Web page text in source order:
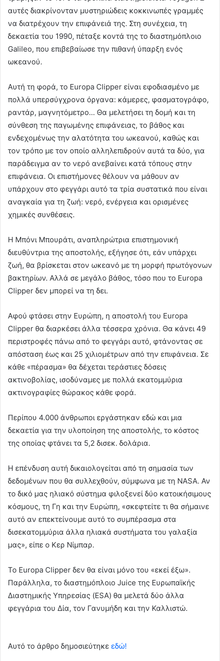
αυτές διακρίνονταν μυστηριώδεις κοκκινωπές γραμμές
να διατρέχουν την επιφάνειά της. Στη συνέχεια, τη
δεκαετία του 1990, πέταξε κοντά της το διαστημόπλοιο
Galileo, που επιβεβαίωσε την πιθανή ύπαρξη ενός
ωκεανού.
Αυτή τη φορά, το Europa Clipper είναι εφοδιασμένο με
πολλά υπερσύγχρονα όργανα: κάμερες, φασματογράφο,
ραντάρ, μαγνητόμετρο… Θα μελετήσει τη δομή και τη
σύνθεση της παγωμένης επιφάνειας, το βάθος και
ενδεχομένως την αλατότητα του ωκεανού, καθώς και
τον τρόπο με τον οποίο αλληλεπιδρούν αυτά τα δύο, για
παράδειγμα αν το νερό ανεβαίνει κατά τόπους στην
επιφάνεια. Οι επιστήμονες θέλουν να μάθουν αν
υπάρχουν στο φεγγάρι αυτό τα τρία συστατικά που είναι
αναγκαία για τη ζωή: νερό, ενέργεια και ορισμένες
χημικές συνθέσεις.
Η Μπόνι Μπουράτι, αναπληρώτρια επιστημονική
διευθύντρια της αποστολής, εξήγησε ότι, εάν υπάρχει
ζωή, θα βρίσκεται στον ωκεανό με τη μορφή πρωτόγονων
βακτηρίων. Αλλά σε μεγάλο βάθος, τόσο που το Europa
Clipper δεν μπορεί να τη δει.
Αφού φτάσει στην Ευρώπη, η αποστολή του Europa
Clipper θα διαρκέσει άλλα τέσσερα χρόνια. Θα κάνει 49
περιστροφές πάνω από το φεγγάρι αυτό, φτάνοντας σε
απόσταση έως και 25 χιλιομέτρων από την επιφάνεια. Σε
κάθε «πέρασμα» θα δέχεται τεράστιες δόσεις
ακτινοβολίας, ισοδύναμες με πολλά εκατομμύρια
ακτινογραφίες θώρακος κάθε φορά.
Περίπου 4.000 άνθρωποι εργάστηκαν εδώ και μια
δεκαετία για την υλοποίηση της αποστολής, το κόστος
της οποίας φτάνει τα 5,2 δισεκ. δολάρια.
Η επένδυση αυτή δικαιολογείται από τη σημασία των
δεδομένων που θα συλλεχθούν, σύμφωνα με τη NASA. Αν
το δικό μας ηλιακό σύστημα φιλοξενεί δύο κατοικήσιμους
κόσμους, τη Γη και την Ευρώπη, «σκεφτείτε τι θα σήμαινε
αυτό αν επεκτείνουμε αυτό το συμπέρασμα στα
δισεκατομμύρια άλλα ηλιακά συστήματα του γαλαξία
μας», είπε ο Κερ Νίμπαρ.
Το Europa Clipper δεν θα είναι μόνο του «εκεί έξω».
Παράλληλα, το διαστημόπλοιο Juice της Ευρωπαϊκής
Διαστημικής Υπηρεσίας (ESA) θα μελετά δύο άλλα
φεγγάρια του Δία, τον Γανυμήδη και την Καλλιστώ.
Αυτό το άρθρο δημοσιεύτηκε εδώ!